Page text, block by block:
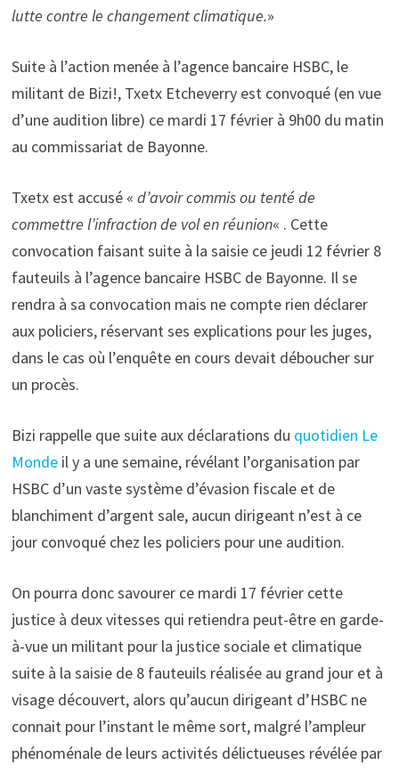
lutte contre le changement climatique.»
Suite à l’action menée à l’agence bancaire HSBC, le
militant de Bizi!, Txetx Etcheverry est convoqué (en vue
d’une audition libre) ce mardi 17 février à 9h00 du matin
au commissariat de Bayonne.
Txetx est accusé « d’avoir commis ou tenté de
commettre l’infraction de vol en réunion« . Cette
convocation faisant suite à la saisie ce jeudi 12 février 8
fauteuils à l’agence bancaire HSBC de Bayonne. Il se
rendra à sa convocation mais ne compte rien déclarer
aux policiers, réservant ses explications pour les juges,
dans le cas où l’enquête en cours devait déboucher sur
un procès.
Bizi rappelle que suite aux déclarations du quotidien Le
Mondeil y a une semaine, révélant l’organisation par
HSBC d’un vaste système d’évasion fiscale et de
blanchiment d’argent sale, aucun dirigeant n’est à ce
jour convoqué chez les policiers pour une audition.
On pourra donc savourer ce mardi 17 février cette
justice à deux vitesses qui retiendra peut-être en garde-
à-vue un militant pour la justice sociale et climatique
suite à la saisie de 8 fauteuils réalisée au grand jour et à
visage découvert, alors qu’aucun dirigeant d’HSBC ne
connait pour l’instant le même sort, malgré l’ampleur
phénoménale de leurs activités délictueuses révélée par